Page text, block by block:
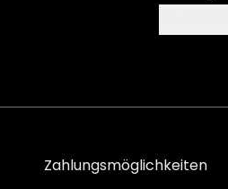
Zahlungsmöglichkeiten